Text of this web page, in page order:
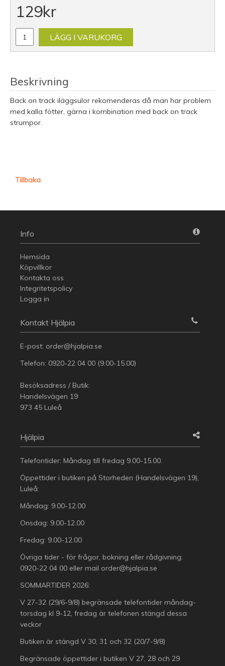
129kr
LÄGG I VARUKORG
Beskrivning
Back on track iläggsulor rekomenderas då man har problem
med kalla fötter, gärna i kombination med back on track
strumpor.
Tillbaka
Info
Hemsida
Köpvillkor
Kontakta oss
Integritetspolicy
Logga in
Kontakt Hjälpia
E-post: order@hjalpia.se
Telefon: 0920-22 04 00 (9.00-15.00)
Besöksadress / Butik:
Handelsvägen 19
973 45 Luleå
Hjälpia
Telefontider: Måndag till fredag 9.00-15.00.
Öppettider i butiken på Storheden (Handelsvägen 19),
Luleå:
Måndag: 9.00-12.00
Onsdag: 9.00-12.00
Fredag: 9.00-12.00
Övriga tider - för frågor, bokning eller rådgivning:
0920-22 04 00 eller mail order@hjalpia.se
SOMMARTIDER 2026:
V 27-32 (29/6-9/8) begränsade telefontider måndag-
torsdag kl 9-12, fredag är telefonen stängd dessa
veckor
Butiken är stängd V 30, 31 och 32 (20/7-9/8)
Begränsade öppettider i butiken V 27, 28 och 29